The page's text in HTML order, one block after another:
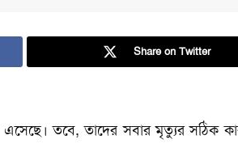
Share on Twitter
এসেছে। তবে, তাদের সবার মৃত্যুর সঠিক